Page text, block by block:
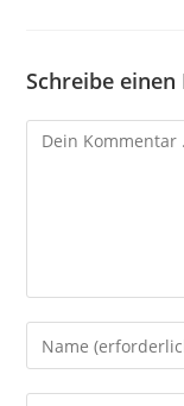
Schreibe
Kommentieren
Gib
deinen
Namen